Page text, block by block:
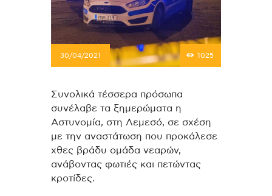
30/04/2021 1025
Συνολικά τέσσερα πρόσωπα
συνέλαβε τα ξημερώματα η
Αστυνομία, στη Λεμεσό, σε σχέση
με την αναστάτωση που προκάλεσε
χθες βράδυ ομάδα νεαρών,
ανάβοντας φωτιές και πετώντας
κροτίδες.